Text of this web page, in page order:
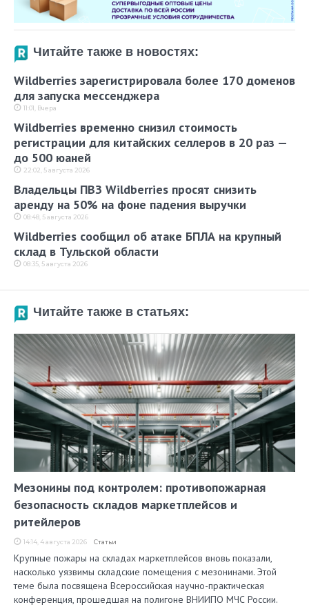
Читайте также в новостях:
Wildberries зарегистрировала более 170 доменов
для запуска мессенджера
11:01, Вчера
Wildberries временно снизил стоимость
регистрации для китайских селлеров в 20 раз —
до 500 юаней
22:02, 5 августа 2026
Владельцы ПВЗ Wildberries просят снизить
аренду на 50% на фоне падения выручки
08:48, 5 августа 2026
Wildberries сообщил об атаке БПЛА на крупный
склад в Тульской области
08:35, 5 августа 2026
Читайте также в статьях:
Мезонины под контролем: противопожарная
безопасность складов маркетплейсов и
ритейлеров
14:14, 4 августа 2026 Статьи
Крупные пожары на складах маркетплейсов вновь показали,
насколько уязвимы складские помещения с мезонинами. Этой
теме была посвящена Всероссийская научно-практическая
конференция, прошедшая на полигоне ВНИИПО МЧС России.